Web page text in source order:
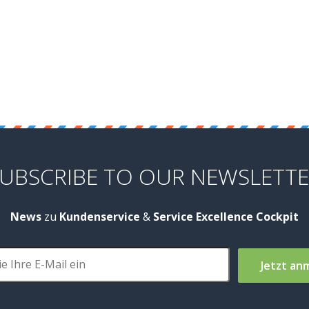
TO OUR
Newszu Kundenservice & Service Excellence Cockpit
Jetzt